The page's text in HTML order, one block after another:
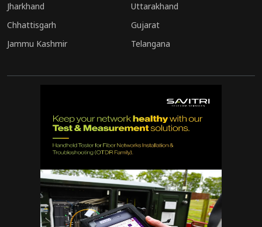
Jharkhand
Uttarakhand
Chhattisgarh
Gujarat
Jammu Kashmir
Telangana